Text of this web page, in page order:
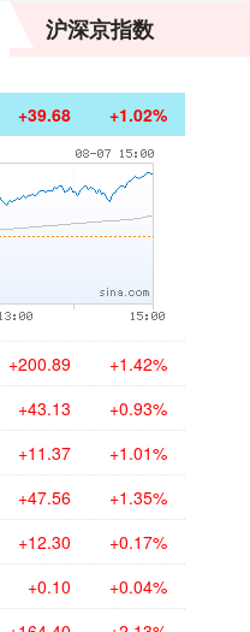
沪深京指数
+39.68 +1.02%
+200.89 +1.42%
+43.13 +0.93%
+11.37 +1.01%
+47.56 +1.35%
+12.30 +0.17%
+0.10 +0.04%